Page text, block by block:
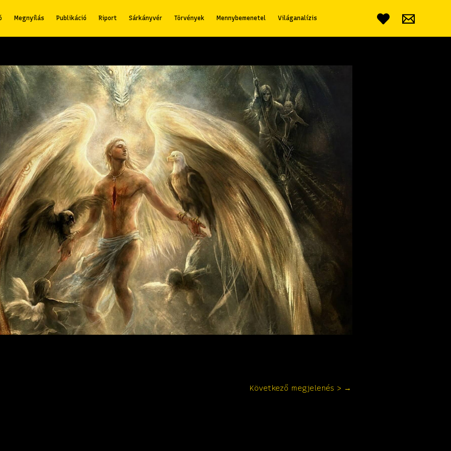
Megnyílás Publikáció Riport Sárkányvér Törvények Mennybemenetel Világanalízis
Következő megjelenés > →